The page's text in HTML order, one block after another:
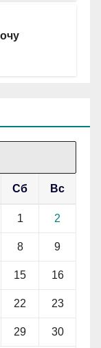
Сб Вс
1 2
8 9
15 16
22 23
29 30